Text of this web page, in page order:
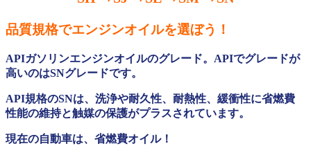
品質規格でエンジンオイルを選ぼう！
APIガソリンエンジンオイルのグレード。APIでグレードが
高いのはSNグレードです。
API規格のSNは、洗浄や耐久性、耐熱性、緩衝性に省燃費
性能の維持と触媒の保護がプラスされています。
現在の自動車は、省燃費オイル！